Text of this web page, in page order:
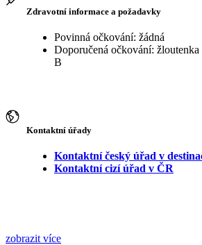
Zdravotní informace a požadavky
Povinná očkování: žádná
Doporučená očkování:
B
Kontaktní úřady
Kontaktní český úřad v
Kontaktní cizí úřad v ČR
zobrazit více